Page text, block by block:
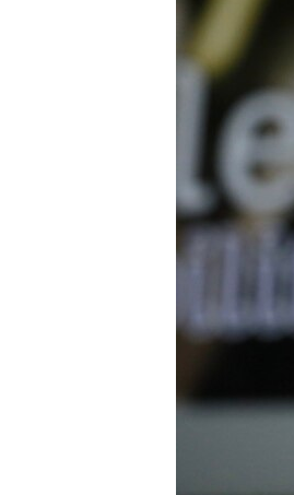
УКРАЇНСЬКА ПРОБЛЕМА КРИМУ